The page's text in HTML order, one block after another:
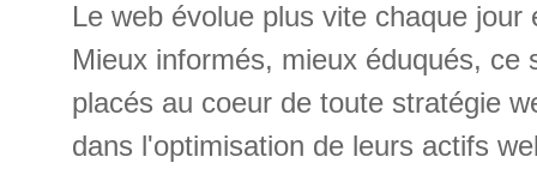
Le web évolue plus vite chaque
Mieux informés, mieux éduqués,
placés au coeur de toute stratégie
dans l'optimisation de leurs actifs